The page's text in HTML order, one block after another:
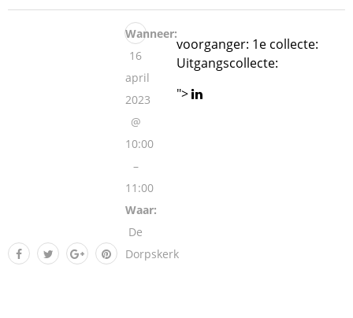
Wanneer:
16
april
2023
@
10:00
–
11:00
Waar:
De
Dorpskerk
voorganger: 1e collecte:
Uitgangscollecte:
">